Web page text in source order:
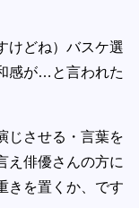
けどね）バスケ選
感が…と言われた
じさせる・言葉を
え俳優さんの方に
きを置くか、です